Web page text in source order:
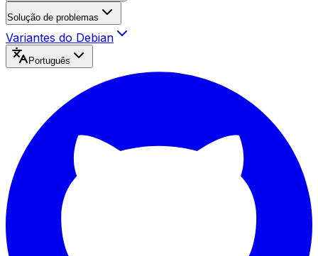
Solução de problemas
Variantes do Debian
Português